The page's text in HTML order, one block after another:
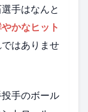
手はなんと
かなヒット
はありませ
手のボール